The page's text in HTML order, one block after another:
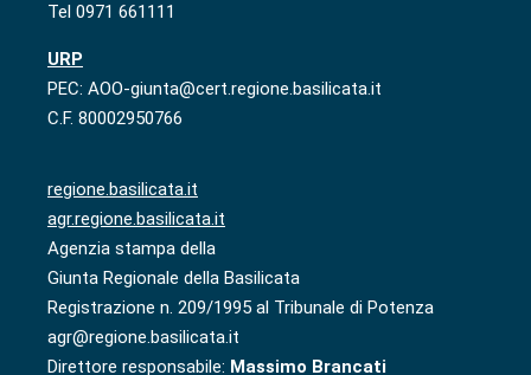
Tel 0971 661111
URP
PEC: AOO-giunta@cert.regione.basilicata.it
C.F. 80002950766
regione.basilicata.it
agr.regione.basilicata.it
Agenzia stampa della
Giunta Regionale della Basilicata
Registrazione n. 209/1995 al Tribunale di Potenza
agr@regione.basilicata.it
Direttore responsabile: Massimo Brancati